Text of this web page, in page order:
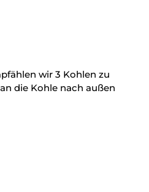
wir 3 Kohlen zu
die Kohle nach außen